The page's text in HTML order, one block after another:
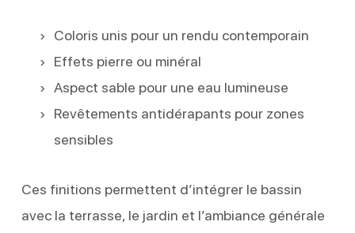
Coloris unis pour un rendu contemporain
Effets pierre ou minéral
Aspect sable pour une eau lumineuse
Revêtements antidérapants pour zones
sensibles
Ces finitions permettent d’intégrer le bassin
avec la terrasse, le jardin et l’ambiance générale